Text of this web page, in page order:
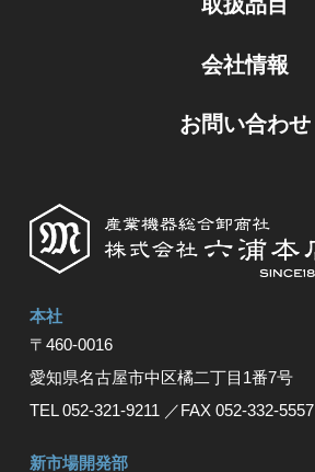
会社情報
お問い合わせ
本社
〒460-0016
愛知県名古屋市中区橘⼆丁⽬1番7号
TEL 052-321-9211 ／FAX 052-332-5557
新市場開発部